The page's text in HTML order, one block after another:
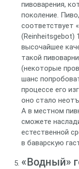
пивоварения,
поколение.
соответствует
(Reinheitsgebot)
высочайшее
такой
(некоторые
шанс
процессе его
оно стало
А в местном
сможете
естественной
в баварскую
«Водный»